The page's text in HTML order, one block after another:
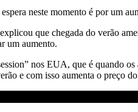
neste momento é por um
explicou que chegada do verão
um aumento.
nos EUA, que é quando
e com isso aumenta o preço